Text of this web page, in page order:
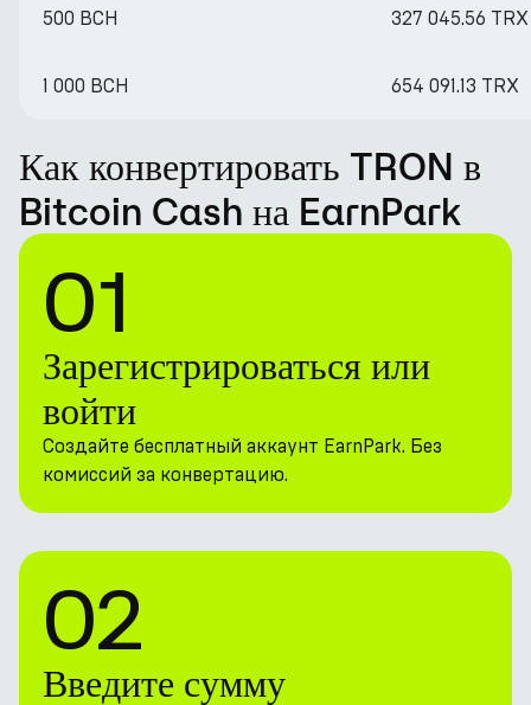
500 BCH 327 045.56 TRX
1 000 BCH 654 091.13 TRX
Как конвертировать TRON в
Bitcoin Cash на EarnPark
01
Зарегистрироваться или
войти
Создайте бесплатный аккаунт EarnPark. Без
комиссий за конвертацию.
02
Введите сумму